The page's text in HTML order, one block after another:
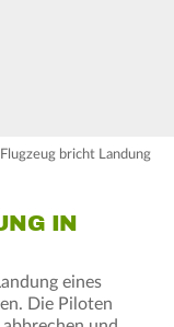
bricht Landung
IN
eines
Die Piloten